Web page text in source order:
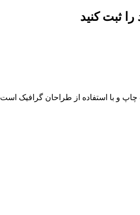
را ثبت کنید
و با استفاده از طراحان گرافیک است